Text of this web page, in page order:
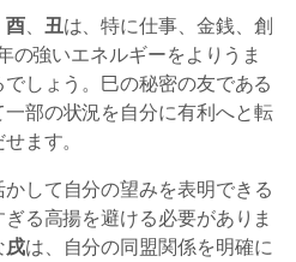
酉、 丑は、特に仕事、金銭、創
の強いエネルギーをよりうま
しょう。巳の秘密の友である
部の状況を自分に有利へと転
ます。
して自分の望みを表明できる
る高揚を避ける必要がありま
戌は、自分の同盟関係を明確に